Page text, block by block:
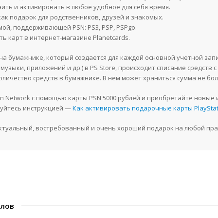
и активировать в любое удобное для себя время.
подарок для родственников, друзей и знакомых.
поддерживающей PSN: PS3, PSP, PSPgo.
карт в интернет-магазине Planetcards.
бумажнике, который создается для каждой основной учетной
приложений и др.) в PS Store, происходит списание
средств в бумажнике. В нем может храниться сумма не
Network с помощью карты PSN 5000 рублей и приобретайте новые
инструкцией —Как активировать подарочные карты
востребованный и очень хороший подарок на любой